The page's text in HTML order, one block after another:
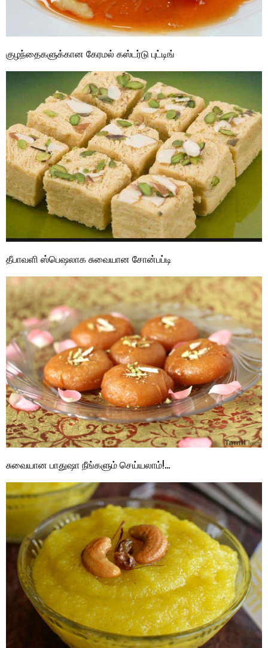
குழந்தைகளுக்கான கேரமல் கஸ்டர்டு புட்டிங்
தீபாவளி ஸ்பெஷலாக சுவையான சோன்பப்டி
சுவையான பாதுஷா நீங்களும் செய்யலாம்!…